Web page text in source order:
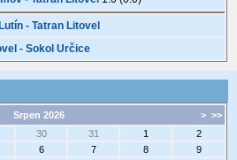
- Tatran Litovel
- Sokol Určice
> >>
Srpen 2026
30 31 1
2
6 7 8
9